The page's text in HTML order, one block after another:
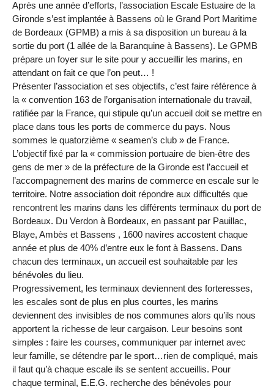
Après une année d’efforts, l’association Escale Estuaire de la
Gironde s’est implantée à Bassens où le Grand Port Maritime
de Bordeaux (GPMB) a mis à sa disposition un bureau à la
sortie du port (1 allée de la Baranquine à Bassens). Le GPMB
prépare un foyer sur le site pour y accueillir les marins, en
attendant on fait ce que l’on peut… !
Présenter l’association et ses objectifs, c’est faire référence à
la « convention 163 de l’organisation internationale du travail,
ratifiée par la France, qui stipule qu’un accueil doit se mettre en
place dans tous les ports de commerce du pays. Nous
sommes le quatorzième « seamen’s club » de France.
L’objectif fixé par la « commission portuaire de bien-être des
gens de mer » de la préfecture de la Gironde est l’accueil et
l’accompagnement des marins de commerce en escale sur le
territoire. Notre association doit répondre aux difficultés que
rencontrent les marins dans les différents terminaux du port de
Bordeaux. Du Verdon à Bordeaux, en passant par Pauillac,
Blaye, Ambès et Bassens , 1600 navires accostent chaque
année et plus de 40% d’entre eux le font à Bassens. Dans
chacun des terminaux, un accueil est souhaitable par les
bénévoles du lieu.
Progressivement, les terminaux deviennent des forteresses,
les escales sont de plus en plus courtes, les marins
deviennent des invisibles de nos communes alors qu’ils nous
apportent la richesse de leur cargaison. Leur besoins sont
simples : faire les courses, communiquer par internet avec
leur famille, se détendre par le sport…rien de compliqué, mais
il faut qu’à chaque escale ils se sentent accueillis. Pour
chaque terminal, E.E.G. recherche des bénévoles pour